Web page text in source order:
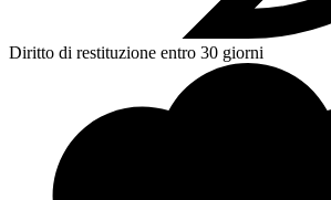
Diritto di restituzione entro 30 giorni